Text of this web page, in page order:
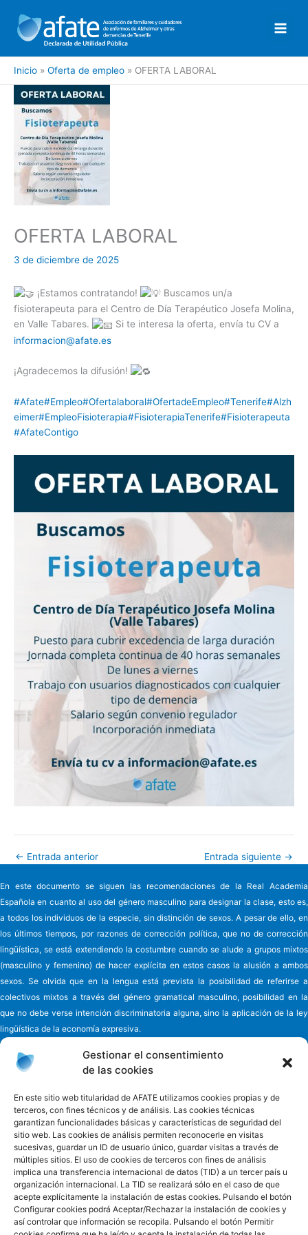
Gestionar el consentimiento
de las cookies
En este sitio web titularidad de AFATE utilizamos cookies propias y de
terceros, con fines técnicos y de análisis. Las cookies técnicas
garantizan funcionalidades básicas y características de seguridad del
sitio web. Las cookies de análisis permiten reconocerle en visitas
sucesivas, guardar un ID de usuario único, guardar visitas a través de
múltiples sitios. El uso de cookies de terceros con fines de análisis
implica una transferencia internacional de datos (TID) a un tercer país u
organización internacional. La TID se realizará sólo en el caso de que
acepte explícitamente la instalación de estas cookies. Pulsando el botón
Configurar cookies podrá Aceptar/Rechazar la instalación de cookies y
así controlar que información se recopila. Pulsando el botón Permitir
contenido
Inicio Oferta de empleo OFERTA LABORAL
OFERTA LABORAL
3 de diciembre de 2025
¡Estamos contratando!
Buscamos un/a
fisioterapeuta para el Centro de Día Terapéutico Josefa Molina,
en Valle Tabares.
Si te interesa la oferta, envía tu CV a
informacion@afate.es
¡Agradecemos la difusión!
#Afate#Empleo#Ofertalaboral#OfertadeEmpleo#Tenerife#Alzh
eimer#EmpleoFisioterapia#FisioterapiaTenerife#Fisioterapeuta
#AfateContigo
← Entrada anterior Entrada siguiente →
En este documento se siguen las recomendaciones de la Real Academia
Española en cuanto al uso del género masculino para designar la clase, esto es,
a todos los individuos de la especie, sin distinción de sexos. A pesar de ello, en
los últimos tiempos, por razones de corrección política, que no de corrección
lingüística, se está extendiendo la costumbre cuando se alude a grupos mixtos
(masculino y femenino) de hacer explícita en estos casos la alusión a ambos
sexos. Se olvida que en la lengua está prevista la posibilidad de referirse a
colectivos mixtos a través del género gramatical masculino, posibilidad en la
que no debe verse intención discriminatoria alguna, sino la aplicación de la ley
lingüística de la economía expresiva.
Asociación de familiares y cuidadores de enfermosde Alzheimer y
otras demencias de Tenerife - AFATE
C/ Eladio Alfonso y González, nº 6
38010 - Ofra Santa Cruz de Tenerife - España
Teléfono 922 660 881
Emailinformacion@afate.es
Acceso privado
Facebook Twitter Instagram